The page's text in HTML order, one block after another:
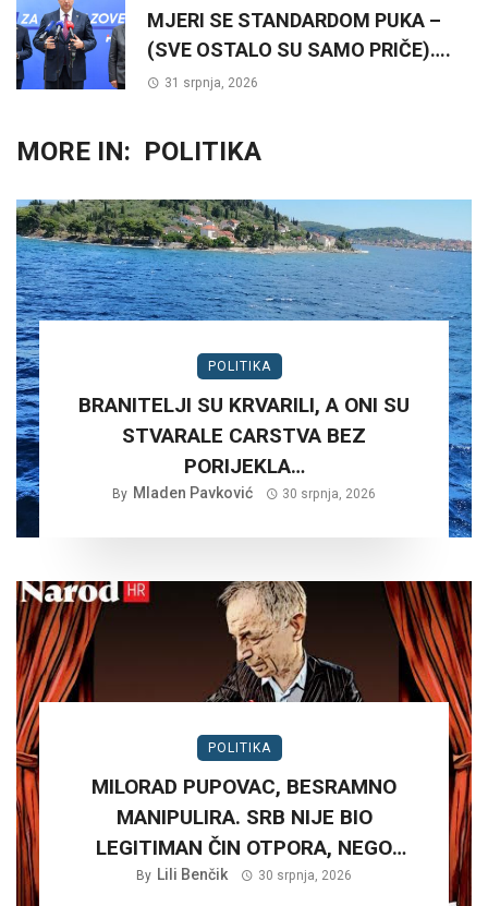
MJERI SE STANDARDOM PUKA –
(SVE OSTALO SU SAMO PRIČE)….
31 srpnja, 2026
MORE IN: POLITIKA
POLITIKA
BRANITELJI SU KRVARILI, A ONI SU
STVARALE CARSTVA BEZ
PORIJEKLA…
By Mladen Pavković 30 srpnja, 2026
POLITIKA
MILORAD PUPOVAC, BESRAMNO
MANIPULIRA. SRB NIJE BIO
LEGITIMAN ČIN OTPORA, NEGO
PLANSKA ČETNIČKA AGRESIJA SA
By Lili Benčik 30 srpnja, 2026